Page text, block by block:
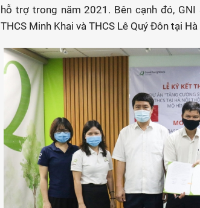
hỗ trợ trong năm 2021. Bên cạnh đó,
THCS Minh Khai và THCS Lê Quý Đôn tại Hà